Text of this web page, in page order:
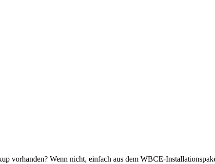
vorhanden? Wenn nicht, einfach aus dem WBCE-